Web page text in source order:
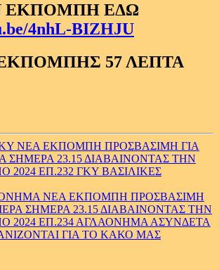
ΕΚΠΟΜΠΗ ΕΔΩ
4nhL-BIZHJU
57 ΛΕΠΤΑ
ΝΕΑ ΕΚΠΟΜΠΗ ΠΡΟΣΒΑΣΙΜΗ ΓΙΑ
ΣΗΜΕΡΑ 23.15 ΔΙΑΒΑΙΝΟΝΤΑΣ ΤΗΝ
2024 ΕΠ.232 ΓΚΥ ΒΑΣΙΛΙΚΕΣ
ΝΕΑ ΕΚΠΟΜΠΗ ΠΡΟΣΒΑΣΙΜΗ
ΣΗΜΕΡΑ 23.15 ΔΙΑΒΑΙΝΟΝΤΑΣ ΤΗΝ
2024 ΕΠ.234 ΑΓΛΑΟΝΗΜΑ ΑΣΥΝΔΕΤΑ
ΓΙΑ ΤΟ ΚΑΚΟ ΜΑΣ